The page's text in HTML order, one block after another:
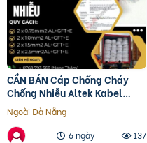
CẦN BÁN Cáp Chống Cháy
Chống Nhiễu Altek Kabel
NHIỆT ĐỘ CHÁY 950 độ C
Ngoài Đà Nẵng
6 ngày
137